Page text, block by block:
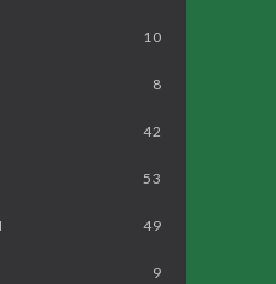
10
8
42
53
49
9